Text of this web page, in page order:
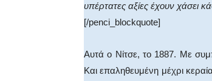
υπέρτατες αξίες έχουν χάσει
[/penci_blockquote]
Aυτά ο Nίτσε, το 1887. Mε
Kαι επαληθευμένη μέχρι